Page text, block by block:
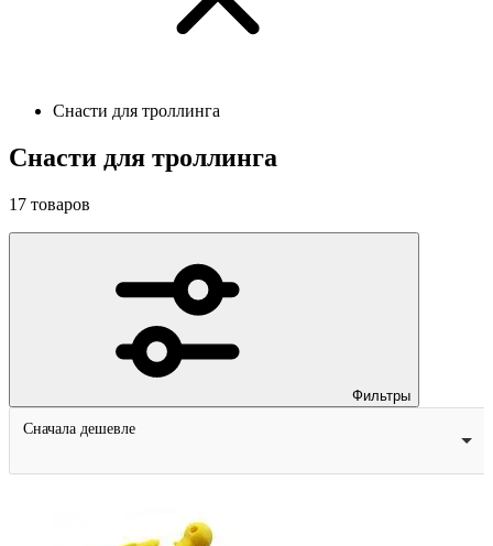
Снасти для троллинга
Снасти для троллинга
17 товаров
Фильтры
Сначала дешевле